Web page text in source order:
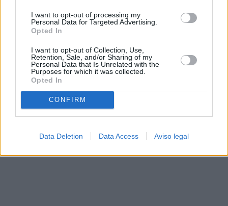
I want to opt-out of processing my
Personal Data for Targeted Advertising.
Opted In
I want to opt-out of Collection, Use,
Retention, Sale, and/or Sharing of my
Personal Data that Is Unrelated with the
Purposes for which it was collected.
Opted In
CONFIRM
Data Deletion Data Access Aviso legal